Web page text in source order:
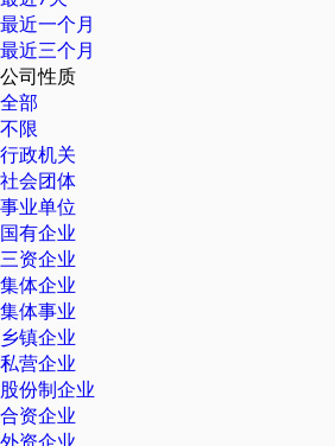
最近一个月
最近三个月
公司性质
全部
不限
行政机关
社会团体
事业单位
国有企业
三资企业
集体企业
集体事业
乡镇企业
私营企业
股份制企业
合资企业